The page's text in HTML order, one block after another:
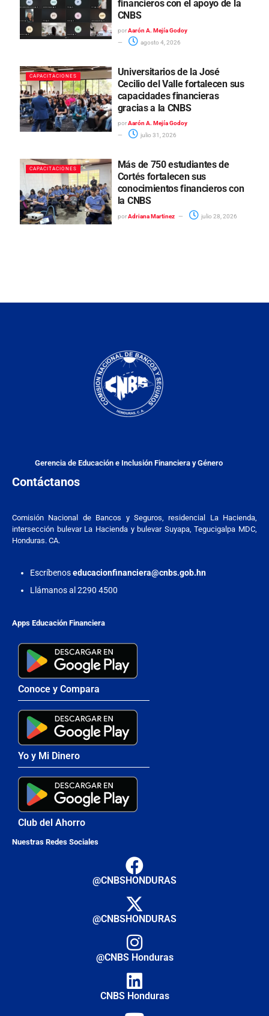
financieros con el apoyo de la
CNBS
por Aarón A. Mejía Godoy
agosto 4, 2026
CAPACITACIONES
Universitarios de la José
Cecilio del Valle fortalecen sus
capacidades financieras
gracias a la CNBS
por Aarón A. Mejía Godoy
julio 31, 2026
CAPACITACIONES
Más de 750 estudiantes de
Cortés fortalecen sus
conocimientos financieros con
la CNBS
por Adriana Martinez julio 28, 2026
Gerencia de Educación e Inclusión Financiera y Género
Contáctanos
Comisión Nacional de Bancos y Seguros, residencial La Hacienda,
intersección bulevar La Hacienda y bulevar Suyapa, Tegucigalpa MDC,
Honduras. CA.
Escríbenoseducacionfinanciera@cnbs.gob.hn
Llámanos al 2290 4500
Apps Educación Financiera
Conoce y Compara
Yo y Mi Dinero
Club del Ahorro
Nuestras Redes Sociales
@CNBSHONDURAS
@CNBSHONDURAS
@CNBS Honduras
CNBS Honduras